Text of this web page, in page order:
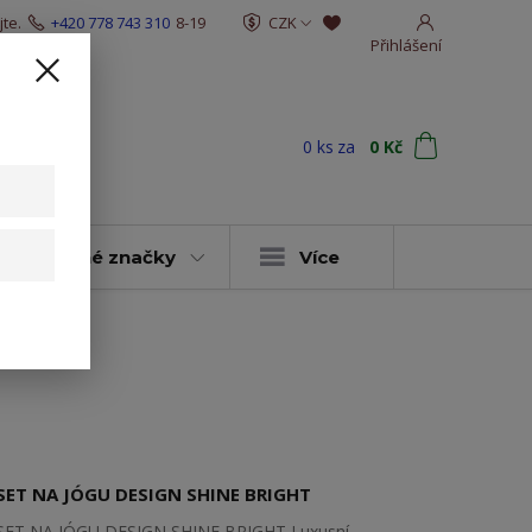
CZK
Přihlášení
+420 778 743 310 8-19
0 ks za 0 Kč
vybrané značky Více
NA JÓGU DESIGN SHINE BRIGHT